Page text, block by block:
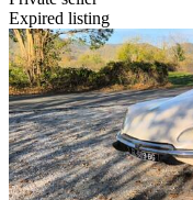
Expired listing